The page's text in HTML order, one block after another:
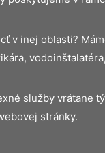
v inej oblasti?
služby vrátane
stránky.